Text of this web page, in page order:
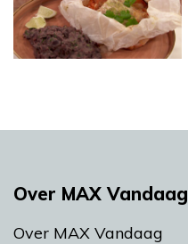
Over MAX Vandaag
Over MAX Vandaag